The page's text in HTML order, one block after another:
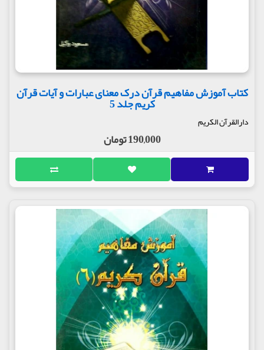
کتاب آموزش مفاهیم قرآن درک معنای عبارات و آیات قرآن
کریم جلد 5
دارالقرآن الکریم
190,000 تومان